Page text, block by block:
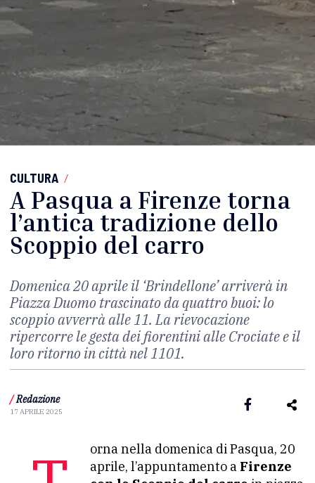
CULTURA /
A Pasqua a Firenze torna
l’antica tradizione dello
Scoppio del carro
Domenica 20 aprile il ‘Brindellone’ arriverà in
Piazza Duomo trascinato da quattro buoi: lo
scoppio avverrà alle 11. La rievocazione
ripercorre le gesta dei fiorentini alle Crociate e il
loro ritorno in città nel 1101.
/ Redazione
17 APRILE 2025
aprile, l’appuntamento a Firenze